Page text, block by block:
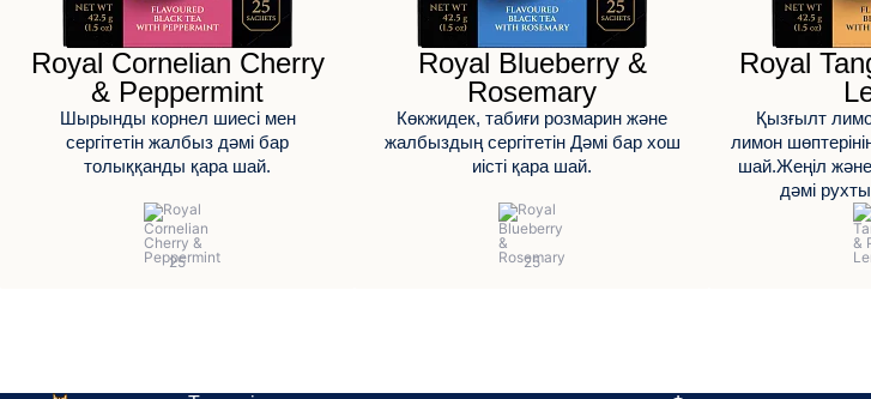
Royal Cornelian Cherry
& Peppermint
Шырынды корнел шиесі мен
сергітетін жалбыз дәмі бар
толыққанды қара шай.
Royal Blueberry &
Rosemary
Көкжидек, табиғи розмарин және
жалбыздың сергітетін Дәмі бар хош
иісті қара шай.
Royal
Қызғылт
лимон
шай.Жеңіл
дәмі